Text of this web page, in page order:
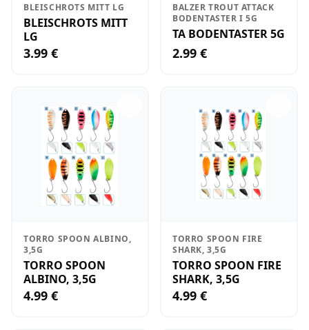
BLEISCHROTS MITT LG
BLEISCHROTS MITT
LG
3.99 €
BALZER TROUT ATTACK
BODENTASTER I 5G
TA BODENTASTER 5G
2.99 €
TORRO SPOON ALBINO,
3,5G
TORRO SPOON
ALBINO, 3,5G
4.99 €
TORRO SPOON FIRE
SHARK, 3,5G
TORRO SPOON FIRE
SHARK, 3,5G
4.99 €